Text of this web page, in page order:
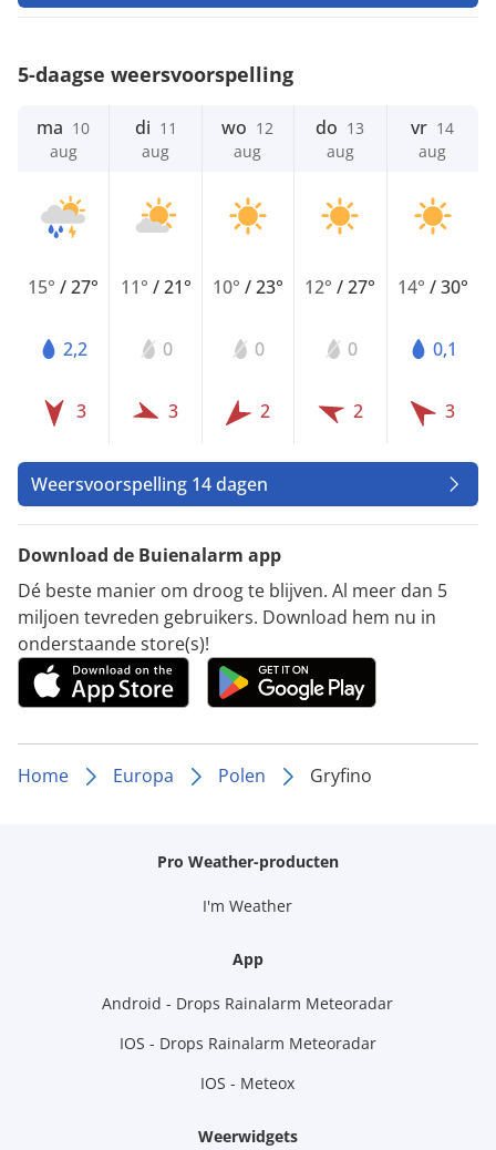
5-daagse weersvoorspelling
ma 10
aug
15°/27°
2,2
3
di 11
aug
11° /21°
0
3
wo 12
aug
10° /23°
0
2
do 13
aug
12°/27°
0
2
vr 14
aug
14° /30°
0,1
3
Weersvoorspelling 14 dagen
Download de Buienalarm app
Dé beste manier om droog te blijven. Al meer dan 5
miljoen tevreden gebruikers. Download hem nu in
onderstaande store(s)!
Home Europa Polen Gryfino
Pro Weather-producten
I'm Weather
App
Android - Drops Rainalarm Meteoradar
IOS - Drops Rainalarm Meteoradar
IOS - Meteox
Weerwidgets